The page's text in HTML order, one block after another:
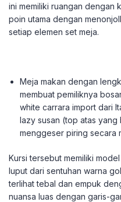
ini memiliki ruangan dengan
poin utama dengan
setiap elemen set meja.
Meja makan dengan
membuat pemiliknya
white carrara import dari
lazy susan (top atas
menggeser piring secara
Kursi tersebut memiliki
luput dari sentuhan warna
terlihat tebal dan empuk
nuansa luas dengan garis-